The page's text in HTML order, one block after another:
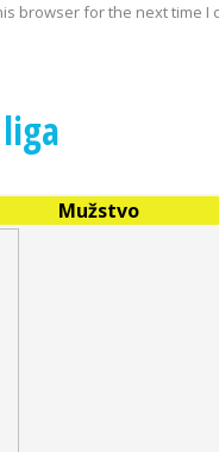
browser for the next time I
Mužstvo